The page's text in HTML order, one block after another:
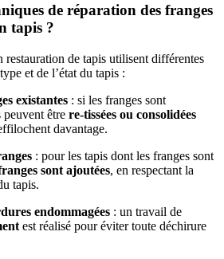
de réparation des franges
tapis ?
restauration de tapis utilisent différentes
et de l’état du tapis :
existantes : si les franges sont
peuvent être re-tissées ou consolidées
davantage.
: pour les tapis dont les franges sont
sont ajoutées, en respectant la
tapis.
endommagées : un travail de
est réalisé pour éviter toute déchirure